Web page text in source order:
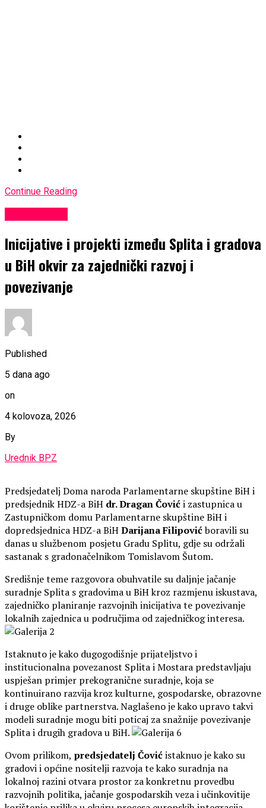
Continue Reading
Inicijative i projekti između Splita i gradova
u BiH okvir za zajednički razvoj i
povezivanje
Published
5 dana ago
on
4 kolovoza, 2026
By
Urednik BPZ
Predsjedatelj Doma naroda Parlamentarne skupštine BiH i
predsjednik HDZ-a BiH dr. Dragan Čovići zastupnica u
Zastupničkom domu Parlamentarne skupštine BiH i
dopredsjednica HDZ-a BiHDarijana Filipovićboravili su
danas u službenom posjetu Gradu Splitu, gdje su održali
sastanak s gradonačelnikom Tomislavom Šutom.
Središnje teme razgovora obuhvatile su daljnje jačanje
suradnje Splita s gradovima u BiH kroz razmjenu iskustava,
zajedničko planiranje razvojnih inicijativa te povezivanje
lokalnih zajednica u područjima od zajedničkog interesa.
Istaknuto je kako dugogodišnje prijateljstvo i
institucionalna povezanost Splita i Mostara predstavljaju
uspješan primjer prekogranične suradnje, koja se
kontinuirano razvija kroz kulturne, gospodarske, obrazovne
i druge oblike partnerstva. Naglašeno je kako upravo takvi
modeli suradnje mogu biti poticaj za snažnije povezivanje
Splita i drugih gradova u BiH.
Ovom prilikom, predsjedatelj Čovićistaknuo je kako su
gradovi i općine nositelji razvoja te kako suradnja na
lokalnoj razini otvara prostor za konkretnu provedbu
razvojnih politika, jačanje gospodarskih veza i učinkovitije